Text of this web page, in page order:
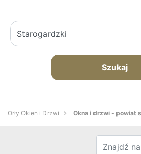
Szukaj
Orły Okien i Drzwi Okna i drzwi - powiat